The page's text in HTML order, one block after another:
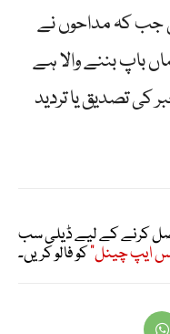
جب کہ مداحوں نے
باپ بننے والا ہے
تصدیق یا تردید
کرنے کے لیے ڈیلی سب
ایپ چینل"کو فالو کریں۔